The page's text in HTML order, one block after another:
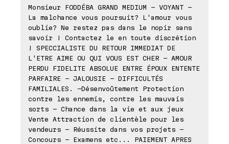
Monsieur FODDÉBA GRAND MEDIUM - VOYANT -
La malchance vous poursuit? L'amour vous
oublie? Ne restez pas dans le nopir sans
savoir ! Contactez le en toute discrétion
! SPECCIALISTE DU RETOUR IMMEDIAT DE
L'ETRE AIME OU QUI VOUS EST CHER - AMOUR
PERDU FIDELITE ABSOLUE ENTRE ÉPOUX ENTENTE
PARFAIRE - JALOUSIE - DIFFICULTÉS
FAMILIALES. -Désenvoûtement Protection
contre les ennemis, contre les mauvais
sorts - Chance dans la vie et aux jeux
Vente Attraction de clientèle pour les
vendeurs - Réussite dans vos projets -
Concours - Examens etc... PAIEMENT APRES